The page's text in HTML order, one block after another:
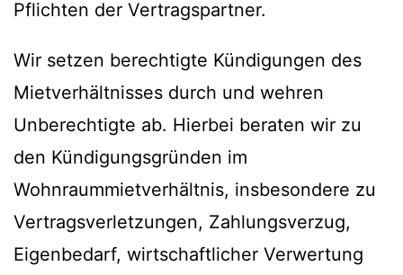
Pflichten der Vertragspartner.
Wir setzen berechtigte Kündigungen des
Mietverhältnisses durch und wehren
Unberechtigte ab. Hierbei beraten wir zu
den Kündigungsgründen im
Wohnraummietverhältnis, insbesondere zu
Vertragsverletzungen, Zahlungsverzug,
Eigenbedarf, wirtschaftlicher Verwertung